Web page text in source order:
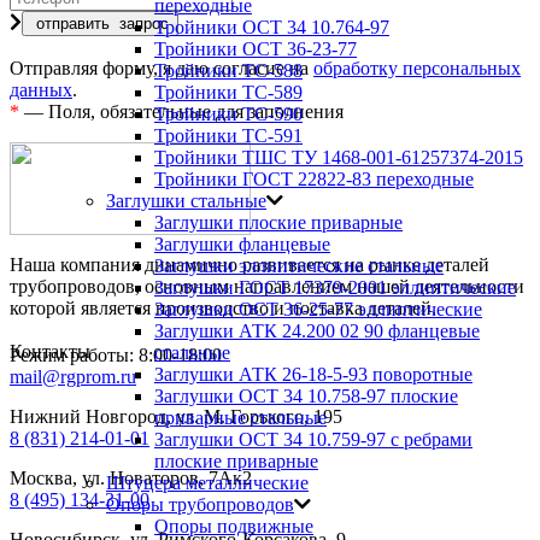
Отправляя форму, я даю согласие на обработку персональных
данных.
* — Поля, обязательные для заполнения
Наша компания динамично развивается на рынке деталей
трубопроводов, основным направлением нашей деятельности
которой является производство и поставка деталей.
Контакты
Режим работы: 8:00-18:00
mail@rgprom.ru
Нижний Новгород, ул. М. Горького, 195
8 (831) 214-01-01
Москва, ул. Новаторов, 7Ак2
8 (495) 134-31-00
переходные
Тройники ОСТ 34 10.764-97
Тройники ОСТ 36-23-77
Тройники ТС-588
Тройники ТС-589
Тройники ТС-590
Тройники ТС-591
Тройники ТШС ТУ 1468-001-61257374-2015
Тройники ГОСТ 22822-83 переходные
Заглушки стальные
Заглушки плоские приварные
Заглушки фланцевые
Заглушки эллиптические стальные
Заглушки ГОСТ 17379-2001 эллиптические
Заглушки ОСТ 36-25-77 эллиптические
Заглушки АТК 24.200 02 90 фланцевые
стальные
Заглушки АТК 26-18-5-93 поворотные
Заглушки ОСТ 34 10.758-97 плоские
приварные стальные
Заглушки ОСТ 34 10.759-97 с ребрами
плоские приварные
Штуцера металлические
Опоры трубопроводов
Опоры подвижные